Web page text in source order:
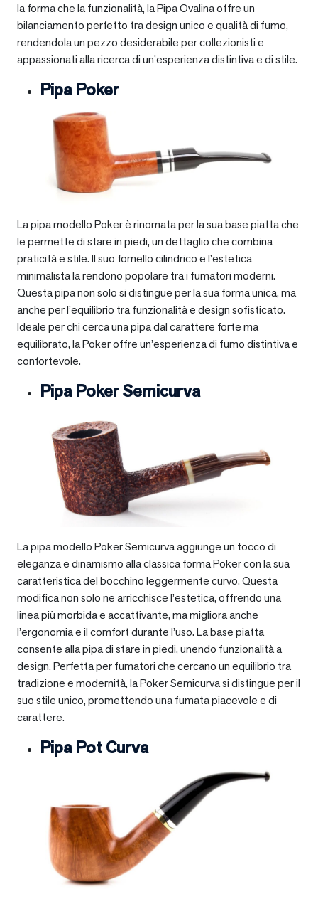
la forma che la funzionalità, la Pipa Ovalina offre un
bilanciamento perfetto tra design unico e qualità di fumo,
rendendola un pezzo desiderabile per collezionisti e
appassionati alla ricerca di un’esperienza distintiva e di stile.
Pipa Poker
La pipa modello Poker è rinomata per la sua base piatta che
le permette di stare in piedi, un dettaglio che combina
praticità e stile. Il suo fornello cilindrico e l’estetica
minimalista la rendono popolare tra i fumatori moderni.
Questa pipa non solo si distingue per la sua forma unica, ma
anche per l’equilibrio tra funzionalità e design sofisticato.
Ideale per chi cerca una pipa dal carattere forte ma
equilibrato, la Poker offre un’esperienza di fumo distintiva e
confortevole.
Pipa Poker Semicurva
La pipa modello Poker Semicurva aggiunge un tocco di
eleganza e dinamismo alla classica forma Poker con la sua
caratteristica del bocchino leggermente curvo. Questa
modifica non solo ne arricchisce l’estetica, offrendo una
linea più morbida e accattivante, ma migliora anche
l’ergonomia e il comfort durante l’uso. La base piatta
consente alla pipa di stare in piedi, unendo funzionalità a
design. Perfetta per fumatori che cercano un equilibrio tra
tradizione e modernità, la Poker Semicurva si distingue per il
suo stile unico, promettendo una fumata piacevole e di
carattere.
Pipa Pot Curva